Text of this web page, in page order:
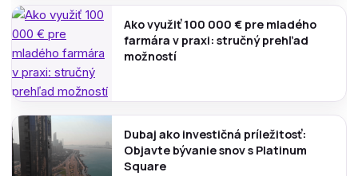
Ako využiť 100 000 € pre mladého
farmára v praxi: stručný prehľad
možností
Dubaj ako investičná príležitosť:
Objavte bývanie snov s Platinum
Square